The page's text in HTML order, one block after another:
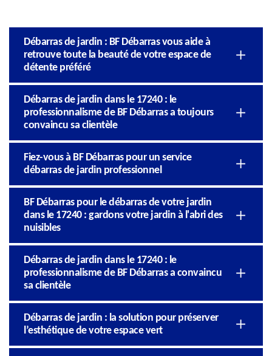
Débarras de jardin : BF Débarras vous aide à
retrouve toute la beauté de votre espace de
détente préféré
Débarras de jardin dans le 17240 : le
professionnalisme de BF Débarras a toujours
convaincu sa clientèle
Fiez-vous à BF Débarras pour un service
débarras de jardin professionnel
BF Débarras pour le débarras de votre jardin
dans le 17240 : gardons votre jardin à l'abri des
nuisibles
Débarras de jardin dans le 17240 : le
professionnalisme de BF Débarras a convaincu
sa clientèle
Débarras de jardin : la solution pour préserver
l’esthétique de votre espace vert